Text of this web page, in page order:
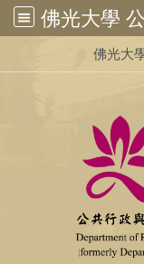
佛光大